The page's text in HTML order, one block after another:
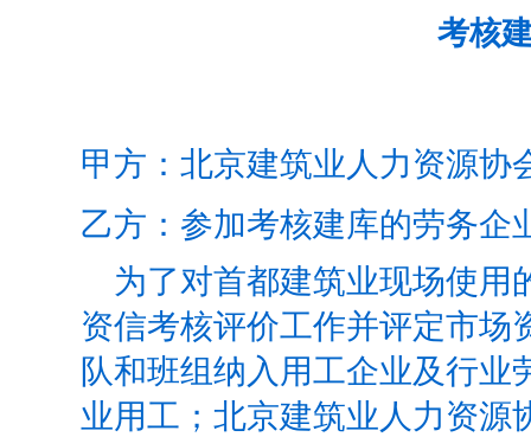
考核
甲方：北京建筑业人力资源协
乙方：参加考核建库的劳务企
为了对首都建筑业现场使用
资信考核评价工作并评定市场
队和班组纳入用工企业及行
业用工；北京建筑业人力资源